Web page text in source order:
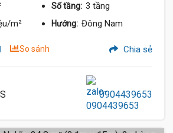
Số tầng: 3 tầng
m² Hướng: Đông Nam
So sánh Chia sẻ
0904439653